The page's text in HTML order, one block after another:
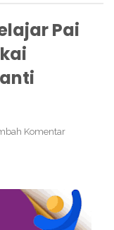
Pai
Komentar